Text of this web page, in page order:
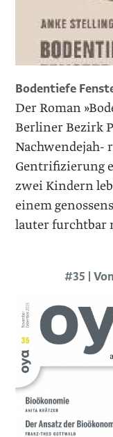
Bodentiefe
Der Roman
Berliner Bezirk
Nachwendejah-
Gentrifizierung
zwei Kindern
einem
lauter furchtbar
#35 |